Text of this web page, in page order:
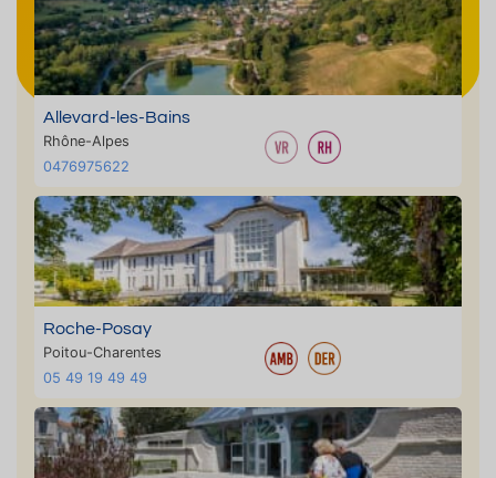
Allevard-les-Bains
Rhône-Alpes
0476975622
Roche-Posay
Poitou-Charentes
05 49 19 49 49